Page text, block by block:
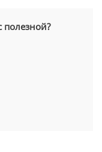
полезной?